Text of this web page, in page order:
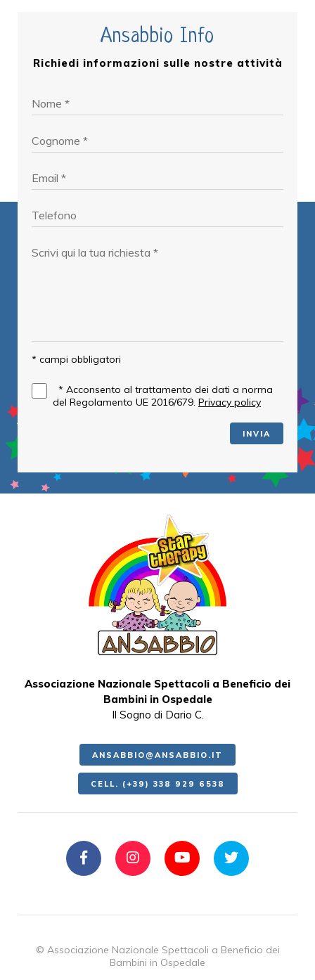
Ansabbio Info
Richiedi informazioni sulle nostre attività
* campi obbligatori
* Acconsento al trattamento dei dati a norma
del Regolamento UE 2016/679. Privacy policy
INVIA
Associazione Nazionale Spettacoli a Beneficio dei
Bambini in Ospedale
Il Sogno di Dario C.
ANSABBIO@ANSABBIO.IT
CELL. (+39) 338 929 6538
© Associazione Nazionale Spettacoli a Beneficio dei
Bambini in Ospedale